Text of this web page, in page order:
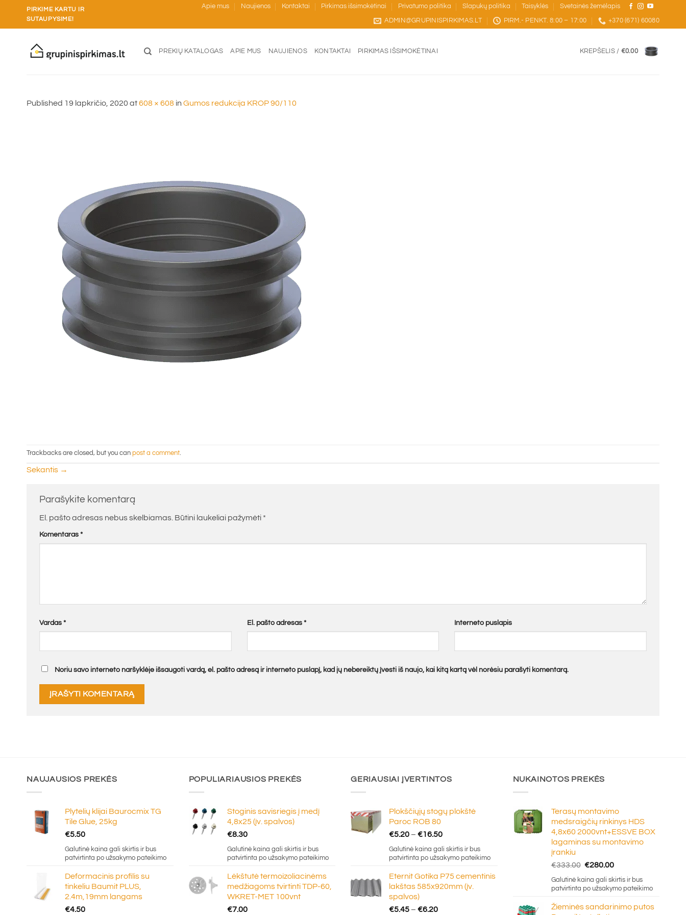
content
PIRKIME KARTU IR
SUTAUPYSIME!
Apie mus Naujienos Kontaktai Pirkimas išsimokėtinai Privatumo politika Slapukų politika Taisyklės Svetainės žemėlapis
ADMIN@GRUPINISPIRKIMAS.LT PIRM.- PENKT. 8:00 – 17:00 +370 (671) 60080
PREKIŲ KATALOGAS APIE MUS NAUJIENOS KONTAKTAI PIRKIMAS IŠSIMOKĖTINAI KREPŠELIS / €0.00
Published 19 lapkričio, 2020 at608 × 608 in Gumos redukcija KROP 90/110
Trackbacks are closed, but you can post a comment.
Sekantis →
Parašykite komentarą
El. pašto adresas nebus skelbiamas. Būtini laukeliai pažymėti *
Komentaras *
Vardas * El. pašto adresas * Interneto puslapis
Noriu savo interneto naršyklėje išsaugoti vardą, el. pašto adresą ir interneto puslapį, kad jų nebereiktų įvesti iš naujo, kai kitą kartą vėl norėsiu parašyti komentarą.
NAUJAUSIOS PREKĖS
Plytelių klijai Baurocmix TG
Tile Glue, 25kg
€5.50
Galutinė kaina gali skirtis ir bus
patvirtinta po užsakymo pateikimo
Deformacinis profilis su
tinkeliu Baumit PLUS,
2.4m,19mm langams
€4.50
POPULIARIAUSIOS PREKĖS
Stoginis savisriegis į medį
4,8x25 (įv. spalvos)
€8.30
Galutinė kaina gali skirtis ir bus
patvirtinta po užsakymo pateikimo
Lėkštutė termoizoliacinėms
medžiagoms tvirtinti TDP-60,
WKRET-MET 100vnt
€7.00
GERIAUSIAI ĮVERTINTOS
Plokščiųjų stogų plokštė
Paroc ROB 80
€5.20 – €16.50Price
range:
€5.20
€16.50
Galutinė kaina gali skirtis ir bus
patvirtinta po užsakymo pateikimo
Eternit Gotika P75 cementinis
lakštas 585x920mm (įv.
spalvos)
€5.45 – €6.20Price
NUKAINOTOS PREKĖS
Terasų montavimo
medsraigčių rinkinys HDS
4,8x60 2000vnt+ESSVE BOX
lagaminas su montavimo
įrankiu
€333.00 Original
price
was:
€280.00Current
price
is:
Galutinė kaina gali skirtis ir bus
patvirtinta po užsakymo pateikimo
Žieminės sandarinimo putos